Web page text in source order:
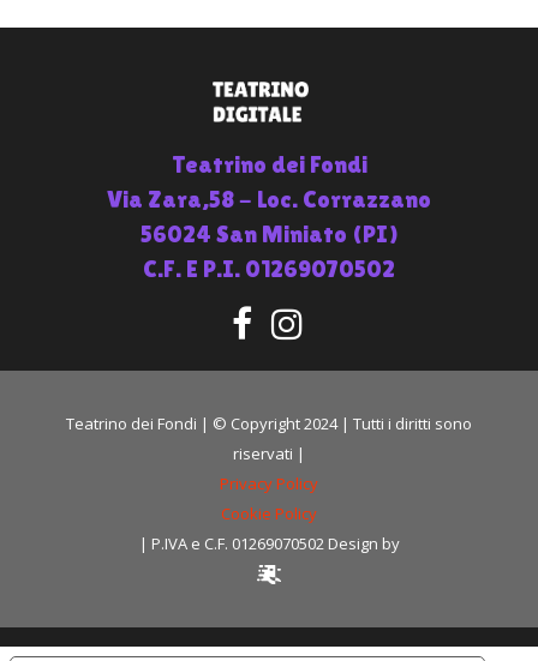
Teatrino dei Fondi
Via Zara,58 - Loc. Corrazzano
56024 San Miniato (PI)
C.F. E P.I. 01269070502
Teatrino dei Fondi | © Copyright 2024 | Tutti i diritti sono
riservati |
Privacy Policy
Cookie Policy
| P.IVA e C.F. 01269070502 Design by